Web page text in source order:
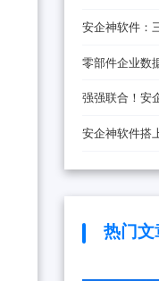
数据防泄密解
安企神软件：
伙伴
零部件企业数
密铜墙铁壁
强强联合！安
安全防线
安企神软件搭
车”，将带来
热门文